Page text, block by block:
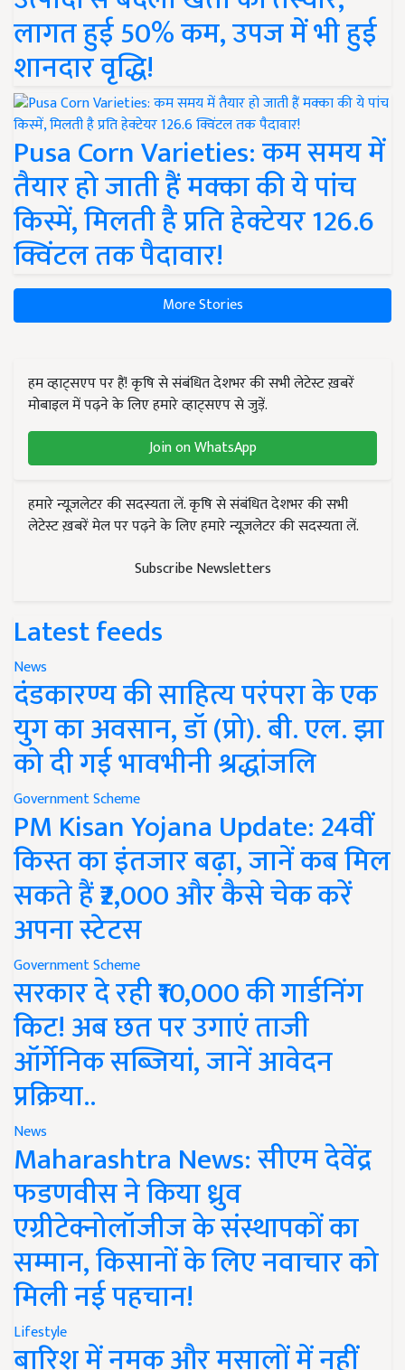
लागत हुई 50% कम, उपज में भी हुई
शानदार वृद्धि!
Pusa Corn Varieties: कम समय में
तैयार हो जाती हैं मक्का की ये पांच
किस्में, मिलती है प्रति हेक्टेयर 126.6
क्विंटल तक पैदावार!
More Stories
हम व्हाट्सएप पर हैं! कृषि से संबंधित देशभर की सभी लेटेस्ट ख़बरें
मोबाइल में पढ़ने के लिए हमारे व्हाट्सएप से जुड़ें.
Join on WhatsApp
हमारे न्यूज़लेटर की सदस्यता लें. कृषि से संबंधित देशभर की सभी
लेटेस्ट ख़बरें मेल पर पढ़ने के लिए हमारे न्यूज़लेटर की सदस्यता लें.
Subscribe Newsletters
Latest feeds
News
दंडकारण्य की साहित्य परंपरा के एक
युग का अवसान, डॉ (प्रो). बी. एल. झा
को दी गई भावभीनी श्रद्धांजलि
Government Scheme
PM Kisan Yojana Update: 24वीं
किस्त का इंतजार बढ़ा, जानें कब मिल
सकते हैं ₹2,000 और कैसे चेक करें
अपना स्टेटस
Government Scheme
सरकार दे रही ₹10,000 की गार्डनिंग
किट! अब छत पर उगाएं ताजी
ऑर्गेनिक सब्जियां, जानें आवेदन
प्रक्रिया..
News
Maharashtra News: सीएम देवेंद्र
फडणवीस ने किया ध्रुव
एग्रीटेक्नोलॉजीज के संस्थापकों का
सम्मान, किसानों के लिए नवाचार को
मिली नई पहचान!
Lifestyle
बारिश में नमक और मसालों में नहीं